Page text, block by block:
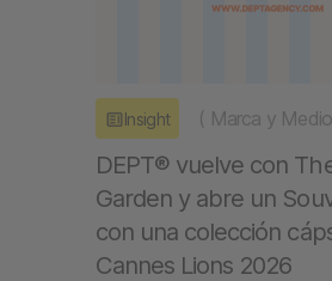
Insight ( Marca y
DEPT® vuelve con
Garden y abre un
con una colección
Cannes Lions 2026